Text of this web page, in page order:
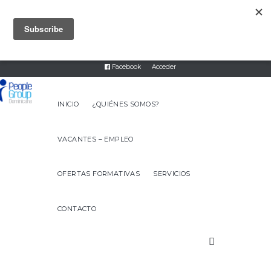
Facebook Acceder
INICIO ¿QUIÉNES SOMOS?
VACANTES – EMPLEO
OFERTAS FORMATIVAS SERVICIOS
CONTACTO